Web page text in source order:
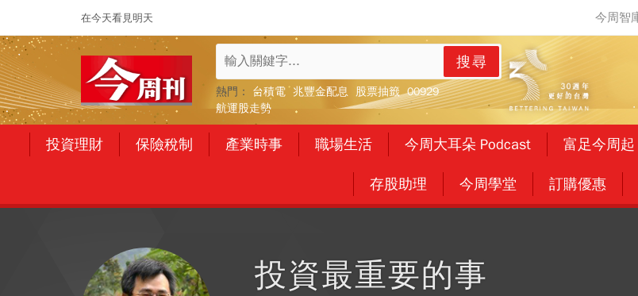
在今天看見明天
搜尋
熱門： 台積電 兆豐金配息 股票抽籤 00929
航運股走勢
投資理財 保險稅制 產業時事 職場生活 今周大耳朵 Podcast 富足今周起
存股助理 今周學堂 訂購優惠
投資最重要的事